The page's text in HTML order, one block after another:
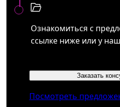
Ознакомиться с
ссылке ниже или у
Заказать
Посмотреть